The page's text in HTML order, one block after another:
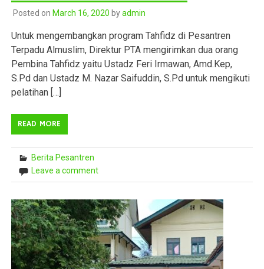
Posted on March 16, 2020 byadmin
Untuk mengembangkan program Tahfidz di Pesantren
Terpadu Almuslim, Direktur PTA mengirimkan dua orang
Pembina Tahfidz yaitu Ustadz Feri Irmawan, Amd.Kep,
S.Pd dan Ustadz M. Nazar Saifuddin, S.Pd untuk mengikuti
pelatihan […]
READ MORE
Berita Pesantren
Leave a comment